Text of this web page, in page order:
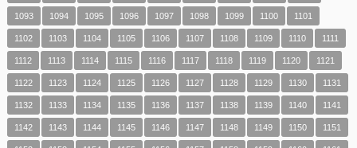
1093 1094 1095 1096 1097 1098 1099 1100 1101
1102 1103 1104 1105 1106 1107 1108 1109 1110 1111
1112 1113 1114 1115 1116 1117 1118 1119 1120 1121
1122 1123 1124 1125 1126 1127 1128 1129 1130 1131
1132 1133 1134 1135 1136 1137 1138 1139 1140 1141
1142 1143 1144 1145 1146 1147 1148 1149 1150 1151